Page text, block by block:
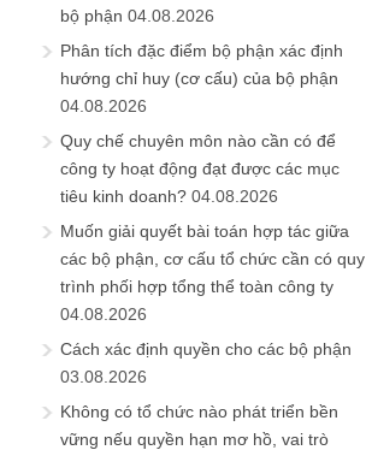
bộ phận 04.08.2026
Phân tích đặc điểm bộ phận xác định
hướng chỉ huy (cơ cấu) của bộ phận
04.08.2026
Quy chế chuyên môn nào cần có để
công ty hoạt động đạt được các mục
tiêu kinh doanh? 04.08.2026
Muốn giải quyết bài toán hợp tác giữa
các bộ phận, cơ cấu tổ chức cần có quy
trình phối hợp tổng thể toàn công ty
04.08.2026
Cách xác định quyền cho các bộ phận
03.08.2026
Không có tổ chức nào phát triển bền
vững nếu quyền hạn mơ hồ, vai trò